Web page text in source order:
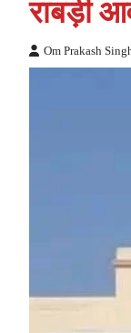
राबड़ी
Om Prakash